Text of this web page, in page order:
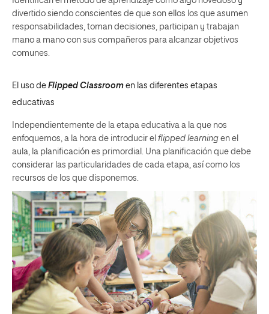
divertido siendo conscientes de que son ellos los que asumen
responsabilidades, toman decisiones, participan y trabajan
mano a mano con sus compañeros para alcanzar objetivos
comunes.
El uso de Flipped Classroom en las diferentes etapas
educativas
Independientemente de la etapa educativa a la que nos
enfoquemos, a la hora de introducir el flipped learning en el
aula, la planificación es primordial. Una planificación que debe
considerar las particularidades de cada etapa, así como los
recursos de los que disponemos.